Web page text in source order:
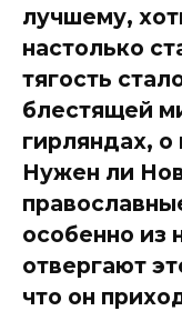
лучшему,
настолько
тягость
блестящей
гирляндах, о
Нужен ли
особенно из
отвергают
что он